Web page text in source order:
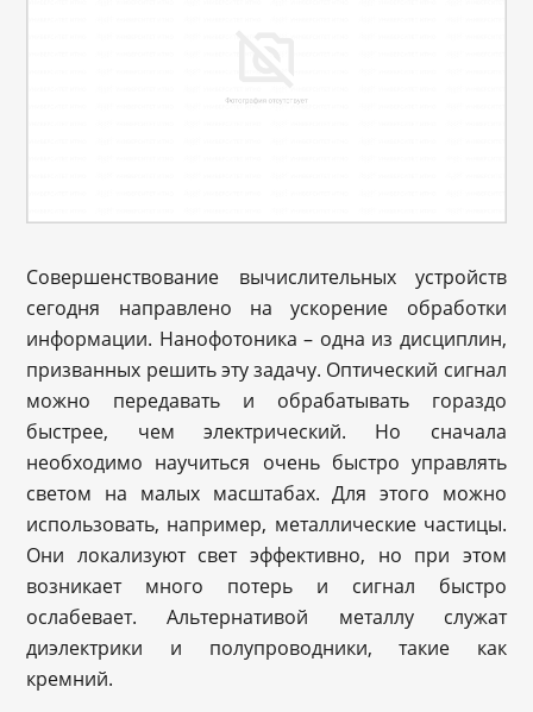
Совершенствование вычислительных устройств
сегодня направлено на ускорение обработки
информации. Нанофотоника – одна из дисциплин,
призванных решить эту задачу. Оптический сигнал
можно передавать и обрабатывать гораздо
быстрее, чем электрический. Но сначала
необходимо научиться очень быстро управлять
светом на малых масштабах. Для этого можно
использовать, например, металлические частицы.
Они локализуют свет эффективно, но при этом
возникает много потерь и сигнал быстро
ослабевает. Альтернативой металлу служат
диэлектрики и полупроводники, такие как
кремний.